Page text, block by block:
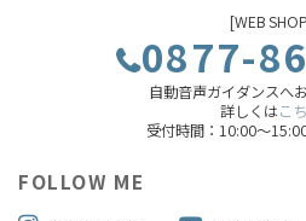
[WEB
0877-
自動音声ガイダンスへ
詳しくはこ
受付時間：10:00～
FOLLOW ME